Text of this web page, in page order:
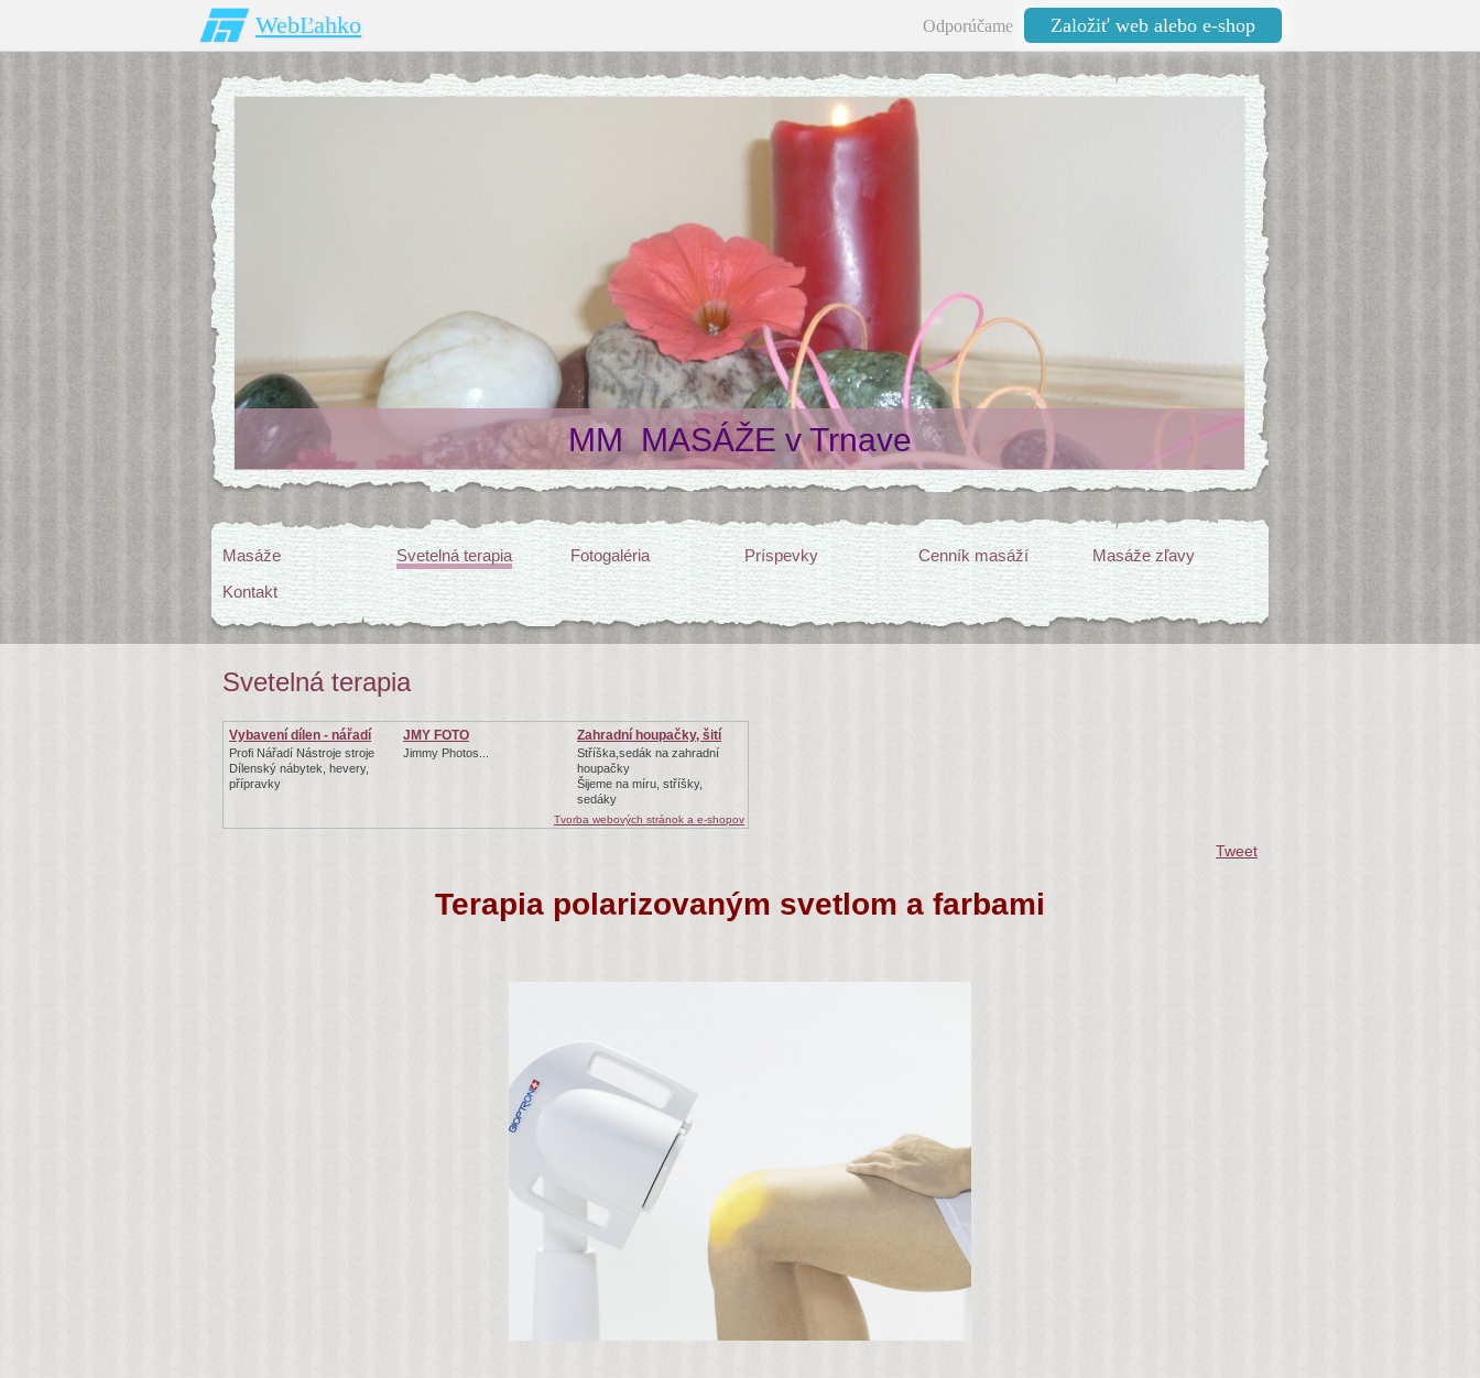
WebĽahko Odporúčame Založiť web alebo e-shop
MM MASÁŽE v Trnave
Masáže Svetelná terapia Fotogaléria Príspevky Cenník masáží
Masáže zľavy
Kontakt
Svetelná terapia
Vybavení dílen - nářadí
Profi Nářadí Nástroje stroje
Dílenský nábytek, hevery,
přípravky
JMY FOTO
Jimmy Photos...
Zahradní houpačky, šití
Stříška,sedák na zahradní
houpačky
Šijeme na míru, stříšky,
sedáky
Tvorba webových stránok a e-shopov
Tweet
Terapia polarizovaným svetlom a farbami